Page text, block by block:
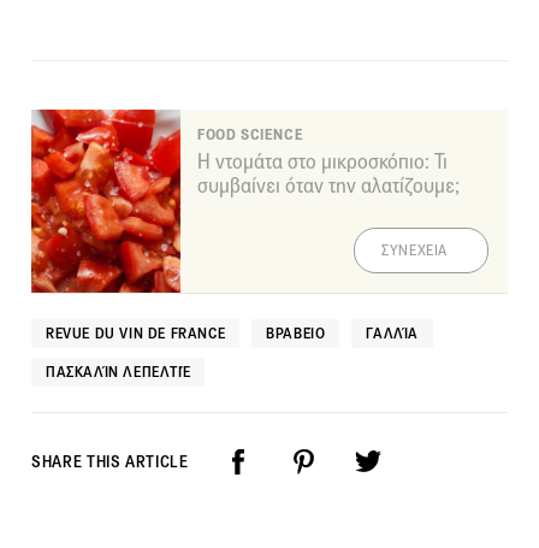
FOOD SCIENCE
Η ντομάτα στο μικροσκόπιο: Τι
συμβαίνει όταν την αλατίζουμε;
ΣΥΝΕΧΕΙΑ
REVUE DU VIN DE FRANCE ΒΡΑΒΕΊΟ ΓΑΛΛΊΑ
ΠΑΣΚΑΛΊΝ ΛΕΠΕΛΤΙΈ
SHARE THIS ARTICLE